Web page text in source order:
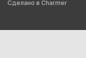
Сделано в Charmer